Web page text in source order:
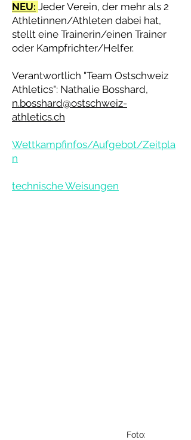
NEU: Jeder Verein, der mehr als 2
Athletinnen/Athleten dabei hat,
stellt eine Trainerin/einen Trainer
oder Kampfrichter/Helfer.
Verantwortlich "Team Ostschweiz
Athletics": Nathalie Bosshard,
n.bosshard@ostschweiz-
athletics.ch
Wettkampfinfos/Aufgebot/Zeitpla
n
technische Weisungen
Foto: